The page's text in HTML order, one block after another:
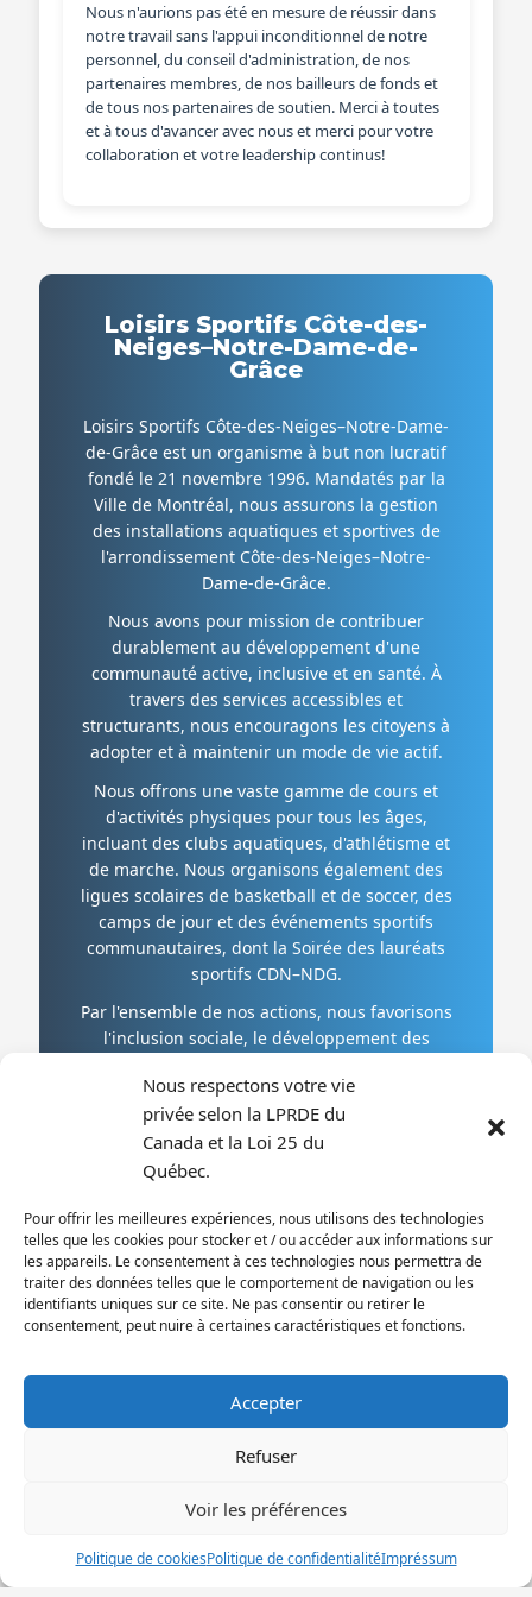
Nous respectons votre vie
privée selon la LPRDE du
Canada et la Loi 25 du
Québec.
Pour offrir les meilleures expériences, nous utilisons des technologies
telles que les cookies pour stocker et / ou accéder aux informations sur
les appareils. Le consentement à ces technologies nous permettra de
traiter des données telles que le comportement de navigation ou les
identifiants uniques sur ce site. Ne pas consentir ou retirer le
consentement, peut nuire à certaines caractéristiques et fonctions.
Accepter
Refuser
Voir les préférences
Politique de cookiesPolitique de confidentialitéImpréssum
Nous n'aurions pas été en mesure de réussir dans
notre travail sans l'appui inconditionnel de notre
personnel, du conseil d'administration, de nos
partenaires membres, de nos bailleurs de fonds et
de tous nos partenaires de soutien. Merci à toutes
et à tous d'avancer avec nous et merci pour votre
collaboration et votre leadership continus!
Loisirs Sportifs Côte-des-
Neiges–Notre-Dame-de-
Grâce
Loisirs Sportifs Côte-des-Neiges–Notre-Dame-
de-Grâce est un organisme à but non lucratif
fondé le 21 novembre 1996. Mandatés par la
Ville de Montréal, nous assurons la gestion
des installations aquatiques et sportives de
l'arrondissement Côte-des-Neiges–Notre-
Dame-de-Grâce.
Nous avons pour mission de contribuer
durablement au développement d'une
communauté active, inclusive et en santé. À
travers des services accessibles et
structurants, nous encouragons les citoyens à
adopter et à maintenir un mode de vie actif.
Nous offrons une vaste gamme de cours et
d'activités physiques pour tous les âges,
incluant des clubs aquatiques, d'athlétisme et
de marche. Nous organisons également des
ligues scolaires de basketball et de soccer, des
camps de jour et des événements sportifs
communautaires, dont la Soirée des lauréats
sportifs CDN–NDG.
Par l'ensemble de nos actions, nous favorisons
l'inclusion sociale, le développement des
travers le sport.
4880 avenue Van Horne, Montréal, QC H3W 1J3
© Loisirs Sportifs CDN-NDG | Communauté active et en santé depuis
le 21 novembre 1996!
English